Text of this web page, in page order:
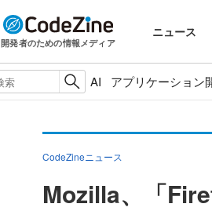
開発者のための情報メディア
ニュース
AI アプリケーション
CodeZineニュース
Mozilla、「